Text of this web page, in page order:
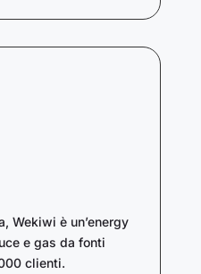
Wekiwi è un’energy
e gas da fonti
clienti.